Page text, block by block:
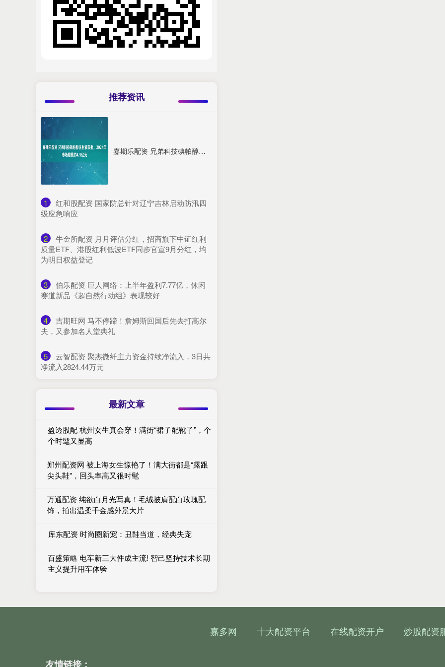
推荐资讯
嘉期乐配资 兄弟科技碘帕醇注射液获批，2024年市场规模约4.5亿元
1
​红和股配资 国家防总针对辽宁吉林启动防汛四
级应急响应
2
​牛金所配资 月月评估分红，招商旗下中证红利
质量ETF、港股红利低波ETF同步官宣9月分红，均
为明日权益登记
3
​伯乐配资 巨人网络：上半年盈利7.77亿，休闲
赛道新品《超自然行动组》表现较好
4
​吉期旺网 马不停蹄！詹姆斯回国后先去打高尔
夫，又参加名人堂典礼
5
​云智配资 聚杰微纤主力资金持续净流入，3日共
净流入2824.44万元
最新文章
盈透股配 杭州女生真会穿！满街“裙子配靴子”，个
个时髦又显高
郑州配资网 被上海女生惊艳了！满大街都是“露跟
尖头鞋”，回头率高又很时髦
万通配资 纯欲白月光写真！毛绒披肩配白玫瑰配
饰，拍出温柔千金感外景大片
库东配资 时尚圈新宠：丑鞋当道，经典失宠
百盛策略 电车新三大件成主流! 智己坚持技术长期
主义提升用车体验
嘉多网 十大配资平台 在线配资开户 炒股配资
友情链接：